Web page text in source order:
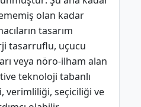
olan kadar
tasarım
tasarruflu, uçucu
veya nöro-ilham alan
teknoloji tabanlı
verimliliği, seçiciliği ve